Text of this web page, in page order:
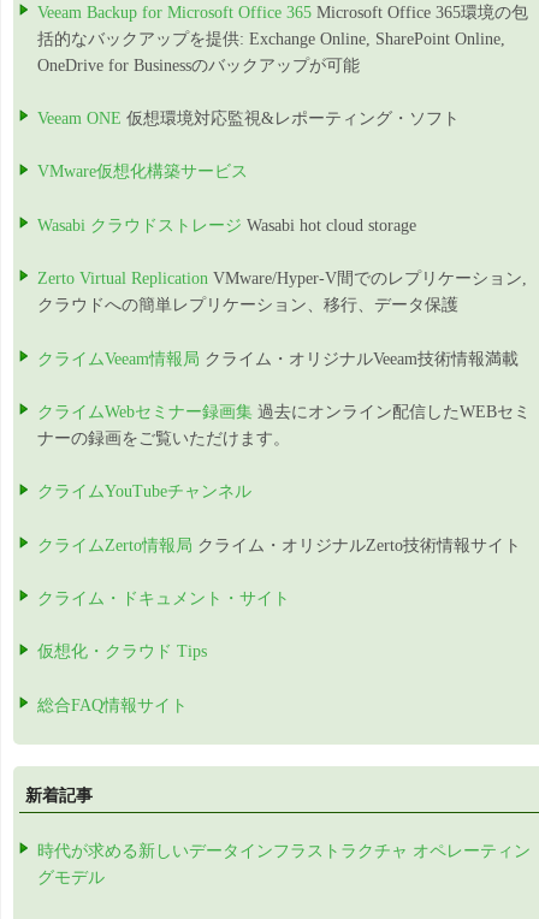
Veeam Backup for Microsoft Office 365 Microsoft Office 365環境の包
括的なバックアップを提供: Exchange Online, SharePoint Online,
OneDrive for Businessのバックアップが可能
Veeam ONE 仮想環境対応監視&レポーティング・ソフト
VMware仮想化構築サービス
Wasabi クラウドストレージ Wasabi hot cloud storage
Zerto Virtual Replication VMware/Hyper-V間でのレプリケーション,
クラウドへの簡単レプリケーション、移行、データ保護
クライムVeeam情報局 クライム・オリジナルVeeam技術情報満載
クライムWebセミナー録画集 過去にオンライン配信したWEBセミ
ナーの録画をご覧いただけます。
クライムYouTubeチャンネル
クライムZerto情報局 クライム・オリジナルZerto技術情報サイト
クライム・ドキュメント・サイト
仮想化・クラウド Tips
総合FAQ情報サイト
新着記事
時代が求める新しいデータインフラストラクチャ オペレーティン
グモデル